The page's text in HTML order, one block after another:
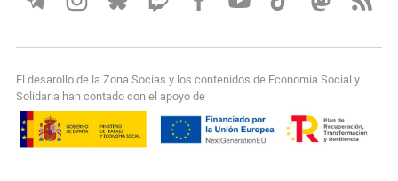
El desarollo de la Zona Socias y los contenidos de Economía Social y
Solidaria han contado con el apoyo de